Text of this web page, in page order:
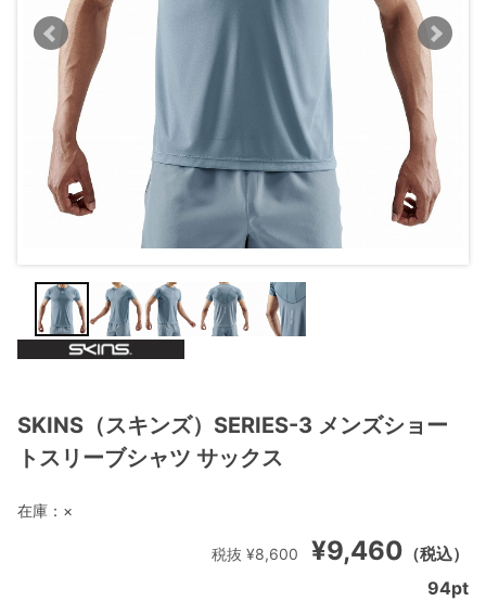
SKINS（スキンズ）SERIES-3 メンズショー
トスリーブシャツ サックス
¥9,460 （税込）
税抜 ¥8,600
在庫： ×
94pt